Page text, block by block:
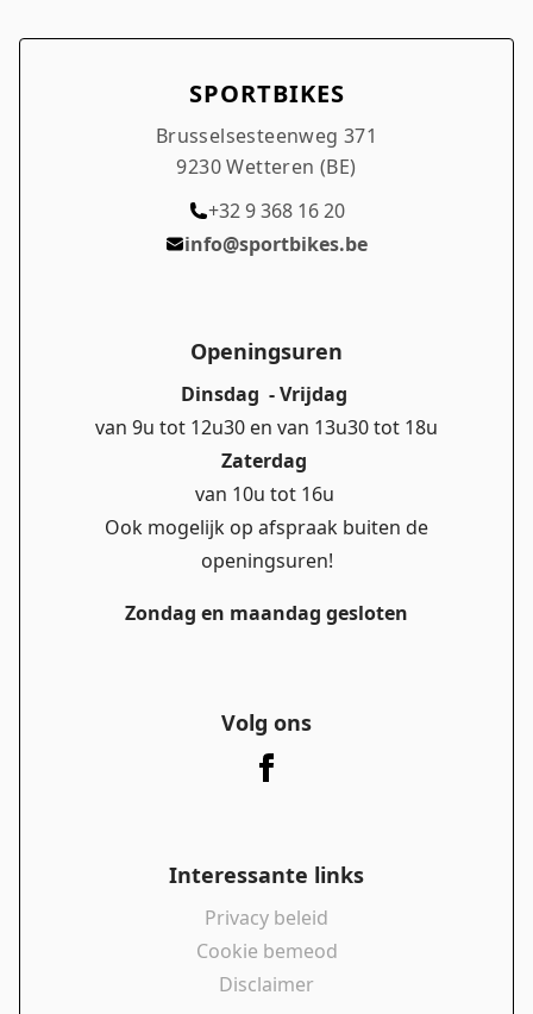
SPORTBIKES
Brusselsesteenweg 371
9230 Wetteren (BE)
+32 9 368 16 20
info@sportbikes.be
Openingsuren
Dinsdag - Vrijdag
van 9u tot 12u30 en van 13u30 tot 18u
Zaterdag
van 10u tot 16u
Ook mogelijk op afspraak buiten de
openingsuren!
Zondag en maandag gesloten
Volg ons
Interessante links
Privacy beleid
Cookie bemeod
Disclaimer